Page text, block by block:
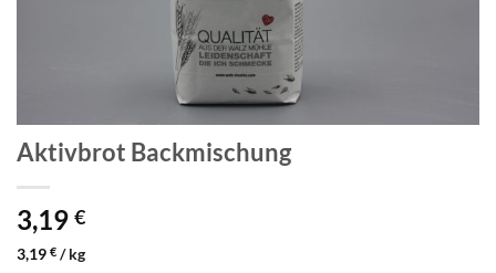
Aktivbrot Backmischung
3,19 €
3,19 € /kg